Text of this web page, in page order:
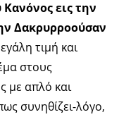
εις την
Δακρυρροούσαν
τιμή και
στους
με απλό και
συνηθίζει-λόγο,